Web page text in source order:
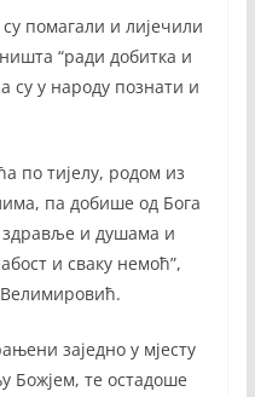
помагали и лијечили
“ради добитка и
су у народу познати и
по тијелу, родом из
па добише од Бога
и душама и
и сваку немоћ”,
Велимировић.
заједно у мјесту
Божјем, те остадоше